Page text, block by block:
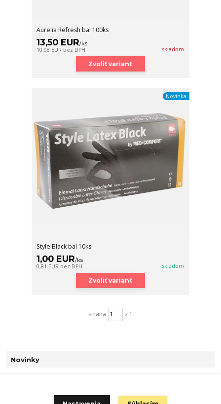
Aurelia Refresh bal 100ks
13,50 EUR/ks
10,98 EUR bez DPH skladom
Zvoliť variant
Novinka
Style Black bal 10ks
1,00 EUR/ks
0,81 EUR bez DPH skladom
Zvoliť variant
strana z 1
Novinky